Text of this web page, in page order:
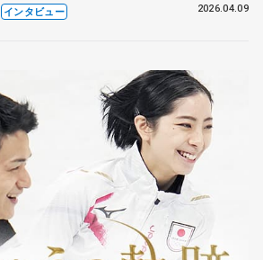
も通用するという坂本花織の筋肉
インタビュー 2026.04.09